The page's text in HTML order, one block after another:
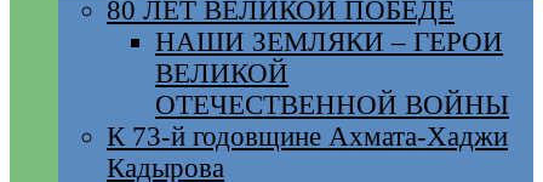
80 ЛЕТ ВЕЛИКОЙ ПОБЕДЕ
НАШИ ЗЕМЛЯКИ – ГЕРОИ
ВЕЛИКОЙ
ОТЕЧЕСТВЕННОЙ ВОЙНЫ
К 73-й годовщине Ахмата-Хаджи
Кадырова